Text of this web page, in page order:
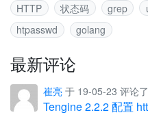
HTTP
状态码 grep
htpasswd
golang
最新评论
崔亮 于 19-05-23 评论了
Tengine 2.2.2 配置